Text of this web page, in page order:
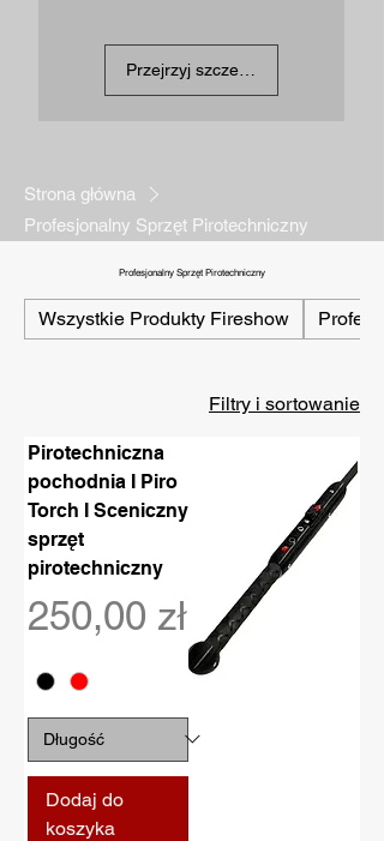
Przejrzyj szczegóły
Strona główna
Profesjonalny Sprzęt Pirotechniczny
Profesjonalny Sprzęt Pirotechniczny
Wszystkie Produkty Fireshow
Filtry i sortowanie
Pirotechniczna
pochodnia I Piro
Torch I Sceniczny
sprzęt
pirotechniczny
Cena
250,00 zł
Dodaj do
koszyka